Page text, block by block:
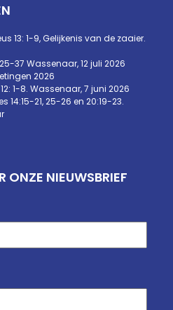
13: 1-9, Gelijkenis van de zaaier.
37 Wassenaar, 12 juli 2026
2026
1-8. Wassenaar, 7 juni 2026
14:15-21, 25-26 en 20:19-23.
ONZE NIEUWSBRIEF